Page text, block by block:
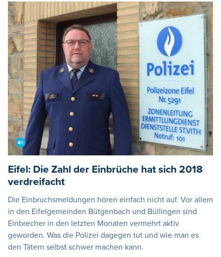
Eifel: Die Zahl der Einbrüche hat sich 2018
verdreifacht
Die Einbruchsmeldungen hören einfach nicht auf. Vor allem
in den Eifelgemeinden Bütgenbach und Büllingen sind
Einbrecher in den letzten Monaten vermehrt aktiv
geworden. Was die Polizei dagegen tut und wie man es
den Tätern selbst schwer machen kann.